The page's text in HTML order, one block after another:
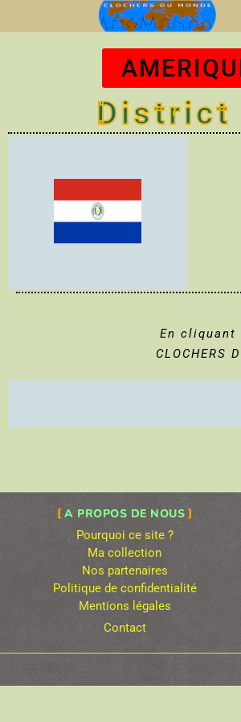
District
En
A PROPOS DE NOUS
Pourquoi ce site ?
Ma collection
Nos partenaires
Politique de confidentialité
Mentions légales
Contact